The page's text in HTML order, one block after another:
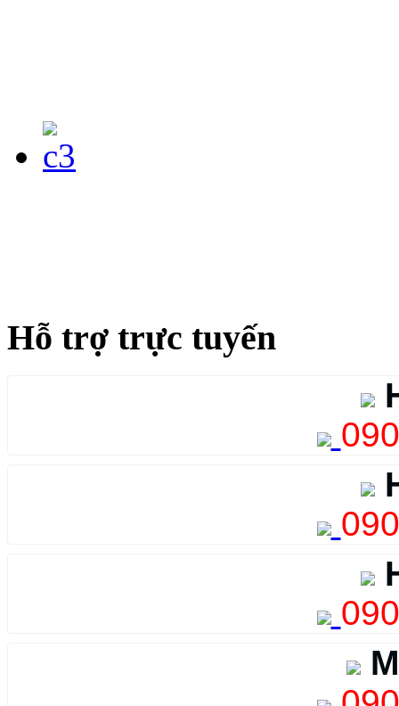
Hỗ trợ trực tuyến